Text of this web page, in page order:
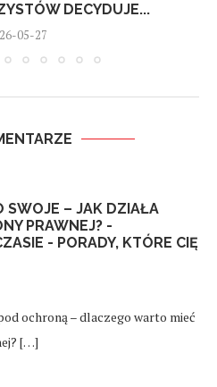
DECYDUJE...
05-27
SWOJE – JAK DZIAŁA
PRAWNEJ? -
- PORADY, KTÓRE CIĘ
ochroną – dlaczego warto mieć
[…]